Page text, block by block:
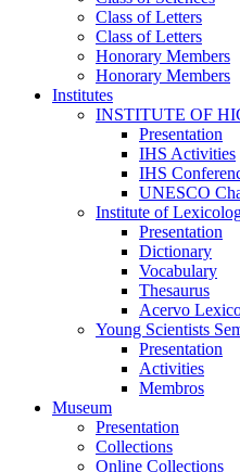
Class of Letters
Class of Letters
Honorary Members
Honorary Members
Institutes
INSTITUTE OF
Presentation
IHS Activities
IHS
UNESCO
Institute of
Presentation
Dictionary
Vocabulary
Thesaurus
Acervo
Young Scientists
Presentation
Activities
Membros
Museum
Presentation
Collections
Online Collections